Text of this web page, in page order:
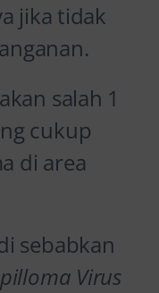
jika tidak
salah 1
cukup
di area
sebabkan
Virus